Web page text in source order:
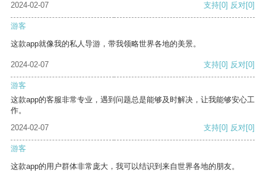
2024-02-07 支持[0] 反对[0]
游客
这款app就像我的私人导游，带我领略世界各地的美景。
2024-02-07 支持[0] 反对[0]
游客
这款app的客服非常专业，遇到问题总是能够及时解决，让我能够安心工
作。
2024-02-07
支持[0] 反对[0]
游客
这款app的用户群体非常庞大，我可以结识到来自世界各地的朋友。